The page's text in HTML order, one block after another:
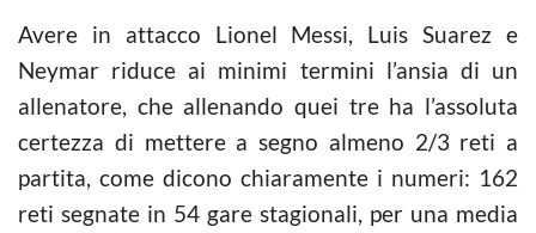
Avere in attacco Lionel Messi, Luis Suarez e
Neymar riduce ai minimi termini l’ansia di un
allenatore, che allenando quei tre ha l’assoluta
certezza di mettere a segno almeno 2/3 reti a
partita, come dicono chiaramente i numeri: 162
reti segnate in 54 gare stagionali, per una media